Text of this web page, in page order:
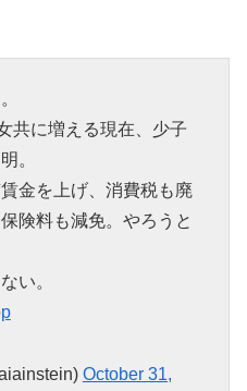
共に増える現在、少子
。
金を上げ、消費税も廃
険料も減免。やろうと
い。
October 31,